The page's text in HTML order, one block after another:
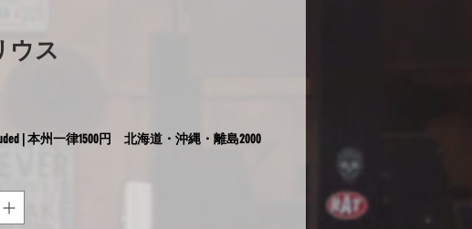
ウス
本州一律1500円 北海道・沖縄・離島2000